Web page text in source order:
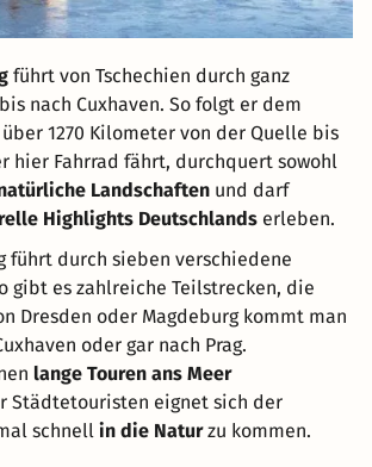
führt von Tschechien durch ganz
nach Cuxhaven. So folgt er dem
1270 Kilometer von der Quelle bis
hier Fahrrad fährt, durchquert sowohl
Landschaften und darf
Highlights Deutschlands erleben.
führt durch sieben verschiedene
gibt es zahlreiche Teilstrecken, die
Dresden oder Magdeburg kommt man
oder gar nach Prag.
lange Touren ans Meer
Städtetouristen eignet sich der
schnell in die Naturzu kommen.